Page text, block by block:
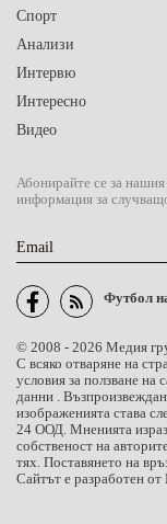
Спорт
Анализи
Интервю
Интересно
Видео
Абонирайте се за
информация за
Email
Футбол
© 2008 - 2026 Медия
С всяко отваряне на
условия за ползване на
данни .
изображенията става
24 ООД. Мненията
собственост на
тях. Поставянето на
Сайтът е разработен